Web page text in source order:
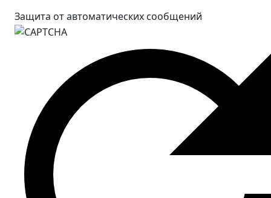
Защита от автоматических сообщений